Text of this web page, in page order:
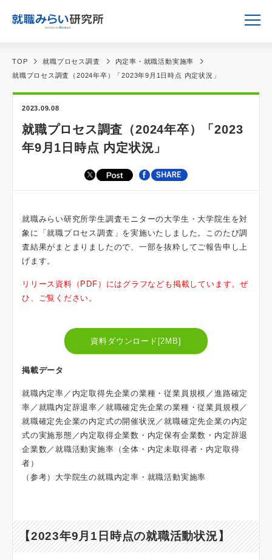
TOP 就職プロセス調査
内定率・就職活動実施率
就職プロセス調査（2024年卒）「2023年9月1日時点 内定状況」
2023.09.08
就職プロセス調査（2024年卒）「2023
年9月1日時点 内定状況」
就職みらい研究所学生調査モニターの大学生・大学院生を対
象に「就職プロセス調査」を実施いたしました。このたび調
査結果がまとまりましたので、一部を抜粋してご報告申し上
げます。
リリース資料（PDF）にはグラフなども掲載しています。ぜ
ひ、ご覧ください。
資料ダウンロード[2MB]
掲載データ
就職内定率／内定取得先企業の業種・従業員規模／進路確定
率／就職内定辞退率／就職確定先企業の業種・従業員規模／
就職確定先企業の内定式の開催状況／就職確定先企業の内定
式の実施形態／内定取得企業数・内定保有企業数・内定辞退
企業数／就職活動実施率（全体・内定未取得者・内定取得
者）
（参考）大学院生の就職内定率・就職活動実施率
【2023年9月1日時点の就職活動状況】